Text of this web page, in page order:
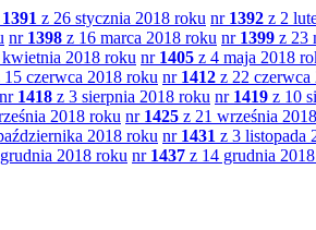
1391 z 26 stycznia 2018 roku nr 1392 z 2
nr 1398 z 16 marca 2018 roku nr 1399 z 23
2018 roku nr 1405 z 4 maja 2018
15 czerwca 2018 roku nr 1412 z 22 czerwca
nr 1418 z 3 sierpnia 2018 roku nr 1419 z 10
2018 roku nr 1425 z 21 września
2018 roku nr 1431 z 3 listopada
2018 roku nr 1437 z 14 grudnia